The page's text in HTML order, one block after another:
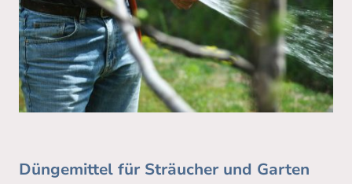
Düngemittel für Sträucher und Garten